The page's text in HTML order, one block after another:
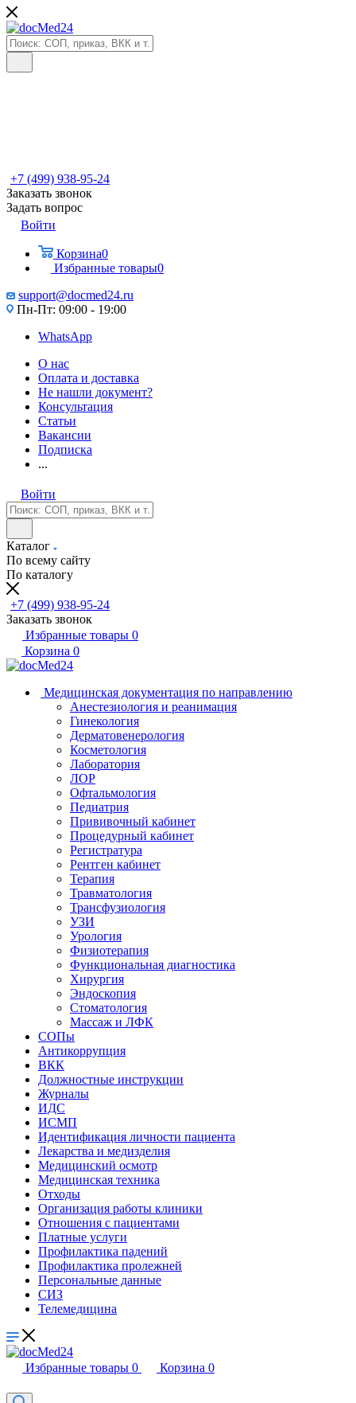
+7 (499) 938-95-24
Заказать звонок
Задать вопрос
Войти
Корзина0
Избранные товары0
support@docmed24.ru
Пн-Пт: 09:00 - 19:00
WhatsApp
О нас
Оплата и доставка
Не нашли документ?
Консультация
Статьи
Вакансии
Подписка
...
Войти
Каталог
По всему сайту
По каталогу
+7 (499) 938-95-24
Заказать звонок
Избранные товары 0
Корзина 0
Медицинская документация по направлению
Анестезиология и реанимация
Гинекология
Дерматовенерология
Косметология
Лаборатория
ЛОР
Офтальмология
Педиатрия
Прививочный кабинет
Процедурный кабинет
Регистратура
Рентген кабинет
Терапия
Травматология
Трансфузиология
УЗИ
Урология
Физиотерапия
Функциональная диагностика
Хирургия
Эндоскопия
Стоматология
Массаж и ЛФК
СОПы
Антикоррупция
ВКК
Должностные инструкции
Журналы
ИДС
ИСМП
Идентификация личности пациента
Лекарства и медизделия
Медицинский осмотр
Медицинская техника
Отходы
Организация работы клиники
Отношения с пациентами
Платные услуги
Профилактика падений
Профилактика пролежней
Персональные данные
СИЗ
Телемедицина
Избранные товары 0 Корзина 0